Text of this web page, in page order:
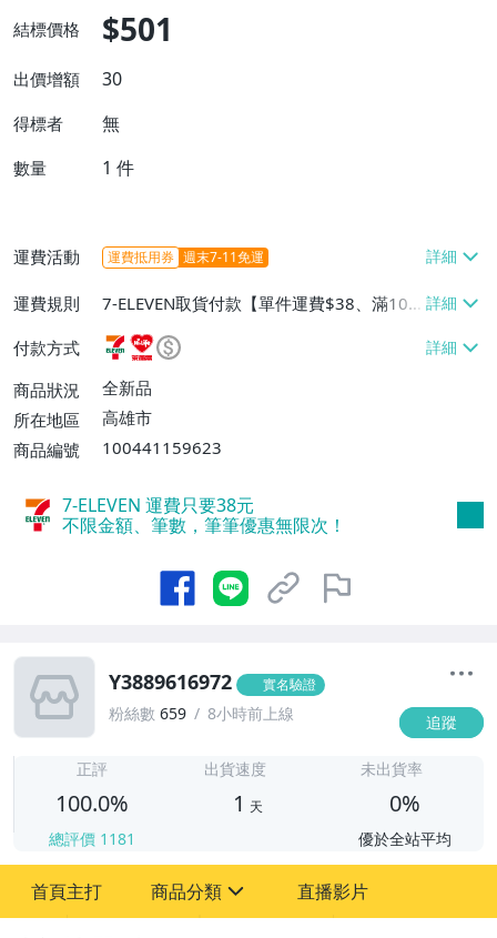
結標價格 $501
出價增額 30
得標者 無
數量 1 件
運費活動 運費抵用券 週末7-11免運
運費規則
7-ELEVEN取貨付款【單件運費$38、滿100
件或消費滿$1000000免運費】、7-ELEVEN
取貨不付款【單件運費$38】、萊爾富取貨
付款【單件運費$60、滿50件或消費滿$30
0000免運費】、郵局掛號【單件運費$50、
付款方式
商品狀況
全新品
所在地區
高雄市
商品編號
100441159623
7-ELEVEN 運費只要38元
不限金額、筆數，筆筆優惠無限次！
Y3889616972 實名驗證
粉絲數 659 8小時前上線 追蹤
正評
100.0%
總評價 1181
出貨速度
1 天
未出貨率
0%
優於全站平均
首頁主打 商品分類 直播影片